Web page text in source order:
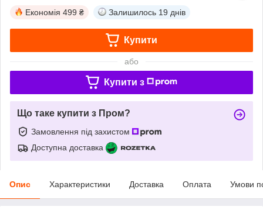
Економія 499 ₴ Залишилось 19 днів
Купити
або
Купити з
Що таке купити з Пром?
Замовлення під захистом
Доступна доставка
Опис Характеристики Доставка Оплата Умови